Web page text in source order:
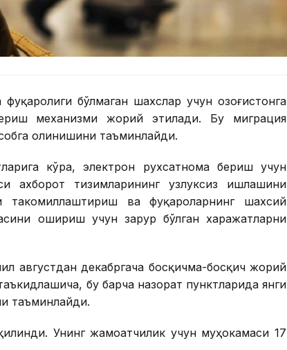
бўлмаган шахслар учун Қозоғистонга
механизми жорий этилади. Бу миграция
олинишини таъминлайди.
кўра, электрон рухсатнома бериш учун
ахборот тизимларининг узлуксиз ишлашини
такомиллаштириш ва фуқароларнинг шахсий
ошириш учун зарур бўлган харажатларни
августдан декабргача босқичма-босқич жорий
бу барча назорат пунктларида янги
таъминлайди.
Унинг жамоатчилик учун муҳокамаси 17